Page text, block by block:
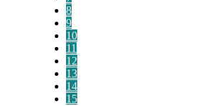
8
9
10
11
12
13
14
15